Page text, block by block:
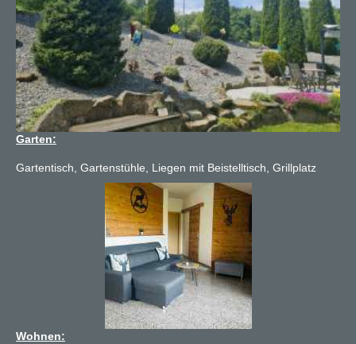
Garten:
Gartentisch, Gartenstühle, Liegen mit Beistelltisch, Grillplatz
Wohnen: